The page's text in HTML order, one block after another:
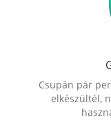
Csupán pár
elkészültél,